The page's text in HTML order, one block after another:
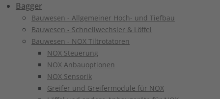
Bagger
Bauwesen - Allgemeiner Hoch- und Tiefbau
Bauwesen - Schnellwechsler & Löffel
Bauwesen - NOX Tiltrotatoren
NOX Steuerung
NOX Anbauoptionen
NOX Sensorik
Greifer und Greifermodule für NOX